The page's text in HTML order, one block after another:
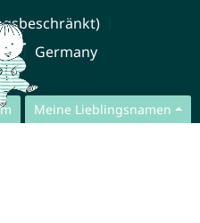
Meine Lieblingsnamen
Germany